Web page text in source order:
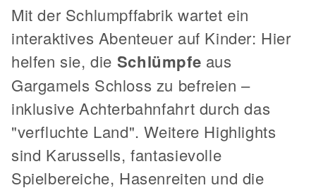
Mit der Schlumpffabrik wartet ein
interaktives Abenteuer auf Kinder: Hier
helfen sie, die Schlümpfe aus
Gargamels Schloss zu befreien –
inklusive Achterbahnfahrt durch das
"verfluchte Land". Weitere Highlights
sind Karussells, fantasievolle
Spielbereiche, Hasenreiten und die